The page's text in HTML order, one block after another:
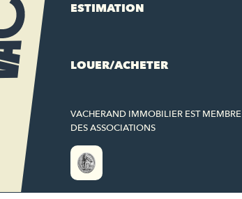
ESTIMATION
LOUER/ACHETER
VACHERAND IMMOBILIER EST MEMBRE
DES ASSOCIATIONS